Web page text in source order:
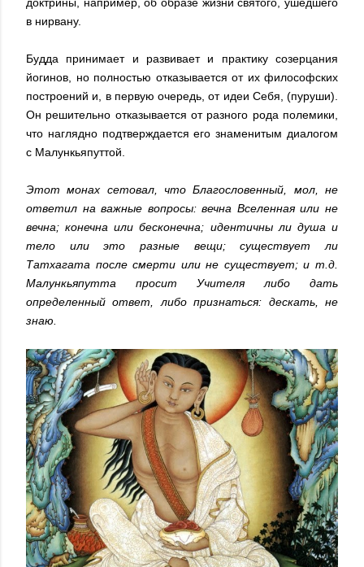
в нирвану.
Будда принимает и развивает и практику созерцания
йогинов, но полностью отказывается от их философских
построений и, в первую очередь, от идеи Себя, (пуруши).
Он решительно отказывается от разного рода полемики,
что наглядно подтверждается его знаменитым диалогом
с Малункьяпуттой.
Этот монах сетовал, что Благословенный, мол, не
ответил на важные вопросы: вечна Вселенная или не
вечна; конечна или бесконечна; идентичны ли душа и
тело или это разные вещи; существует ли
Татхагата после смерти или не существует; и т.д.
Малункьяпутта просит Учителя либо дать
определенный ответ, либо признаться: дескать, не
знаю.